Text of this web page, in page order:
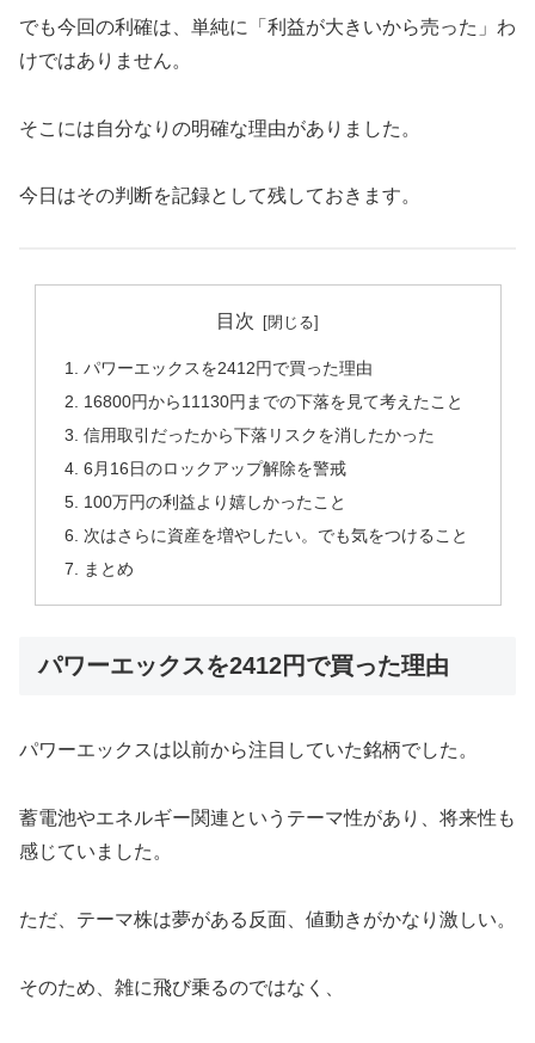
でも今回の利確は、単純に「利益が大きいから売った」わ
けではありません。
そこには自分なりの明確な理由がありました。
今日はその判断を記録として残しておきます。
目次
パワーエックスを2412円で買った理由
16800円から11130円までの下落を見て考えたこと
信用取引だったから下落リスクを消したかった
6月16日のロックアップ解除を警戒
100万円の利益より嬉しかったこと
次はさらに資産を増やしたい。でも気をつけること
まとめ
パワーエックスを2412円で買った理由
パワーエックスは以前から注目していた銘柄でした。
蓄電池やエネルギー関連というテーマ性があり、将来性も
感じていました。
ただ、テーマ株は夢がある反面、値動きがかなり激しい。
そのため、雑に飛び乗るのではなく、